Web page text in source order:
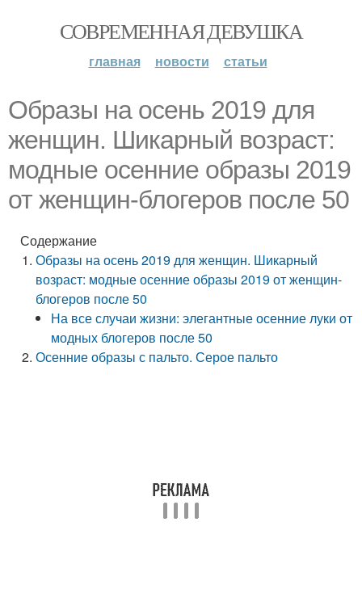
СОВРЕМЕННАЯ ДЕВУШКА
главная новости статьи
Образы на осень 2019 для
женщин. Шикарный возраст:
модные осенние образы 2019
от женщин-блогеров после 50
Содержание
Образы на осень 2019 для женщин. Шикарный
возраст: модные осенние образы 2019 от женщин-
блогеров после 50
На все случаи жизни: элегантные осенние луки от
модных блогеров после 50
Осенние образы с пальто. Серое пальто